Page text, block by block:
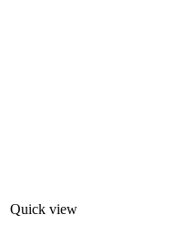
Quick view